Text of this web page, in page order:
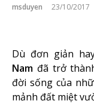
msduyen 23/10/2017
Dù đơn giản
Nam đã trở
đời sống của
mảnh đất miệt